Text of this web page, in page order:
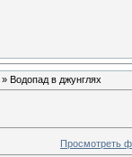
» Водопад в джунглях
Просмотреть